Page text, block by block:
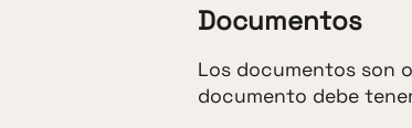
Documentos
Los documentos son
documento debe